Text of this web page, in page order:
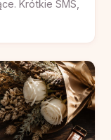
Krótkie SMS,